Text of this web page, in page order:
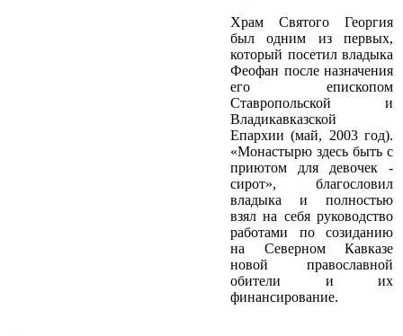
Храм Святого Георгия
был одним из первых,
который посетил владыка
Феофан после назначения
его епископом
Ставропольской и
Владикавказской
Епархии (май, 2003 год).
«Монастырю здесь быть с
приютом для девочек ­
сирот», ­ благословил
владыка и полностью
взял на себя руководство
работами по созиданию
на Северном Кавказе
новой православной
обители и их
финансирование.